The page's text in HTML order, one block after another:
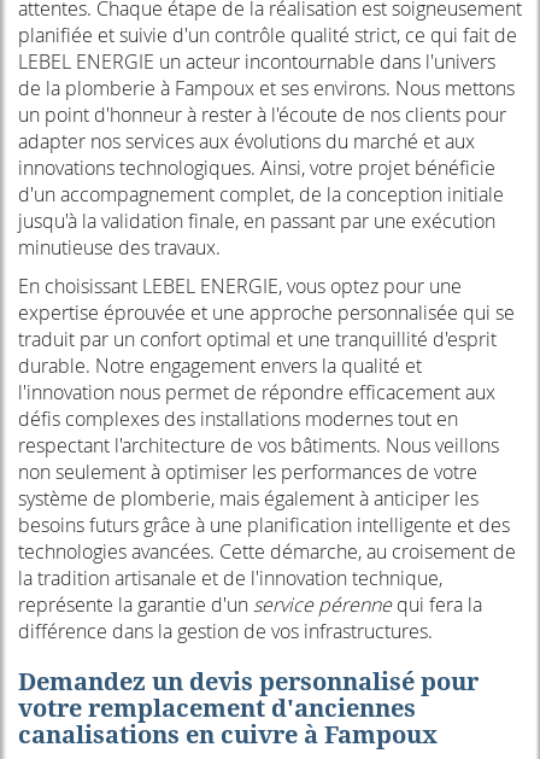
attentes. Chaque étape de la réalisation est soigneusement
planifiée et suivie d'un contrôle qualité strict, ce qui fait de
LEBEL ENERGIE un acteur incontournable dans l'univers
de la plomberie à Fampoux et ses environs. Nous mettons
un point d'honneur à rester à l'écoute de nos clients pour
adapter nos services aux évolutions du marché et aux
innovations technologiques. Ainsi, votre projet bénéficie
d'un accompagnement complet, de la conception initiale
jusqu'à la validation finale, en passant par une exécution
minutieuse des travaux.
En choisissant LEBEL ENERGIE, vous optez pour une
expertise éprouvée et une approche personnalisée qui se
traduit par un confort optimal et une tranquillité d'esprit
durable. Notre engagement envers la qualité et
l'innovation nous permet de répondre efficacement aux
défis complexes des installations modernes tout en
respectant l'architecture de vos bâtiments. Nous veillons
non seulement à optimiser les performances de votre
système de plomberie, mais également à anticiper les
besoins futurs grâce à une planification intelligente et des
technologies avancées. Cette démarche, au croisement de
la tradition artisanale et de l'innovation technique,
représente la garantie d'unservice pérennequi fera la
différence dans la gestion de vos infrastructures.
Demandez un devis personnalisé pour
votre remplacement d'anciennes
canalisations en cuivre à Fampoux